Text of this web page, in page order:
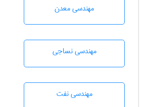
مهندسی معدن
مهندسي نساجی
مهندسی نفت